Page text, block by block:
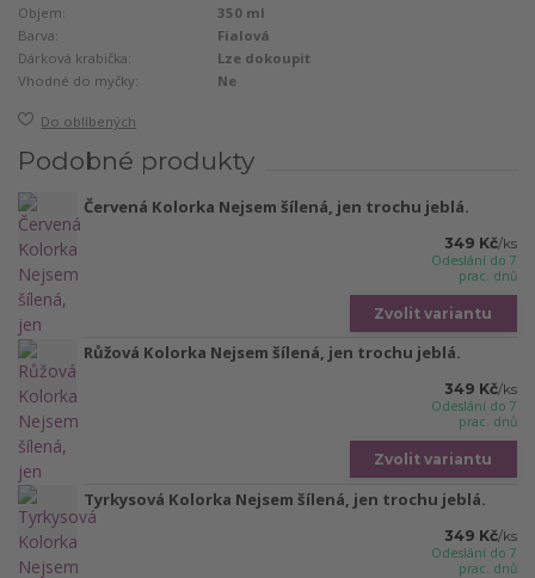
Objem:
350 ml
Barva:
Fialová
Dárková krabička:
Lze dokoupit
Vhodné do myčky:
Ne
Do oblíbených
Podobné produkty
Červená Kolorka Nejsem šílená, jen trochu jeblá.
349 Kč/ks
Odeslání do 7
prac. dnů
Zvolit variantu
Růžová Kolorka Nejsem šílená, jen trochu jeblá.
349 Kč/ks
Odeslání do 7
prac. dnů
Zvolit variantu
Tyrkysová Kolorka Nejsem šílená, jen trochu jeblá.
349 Kč/ks
Odeslání do 7
prac. dnů